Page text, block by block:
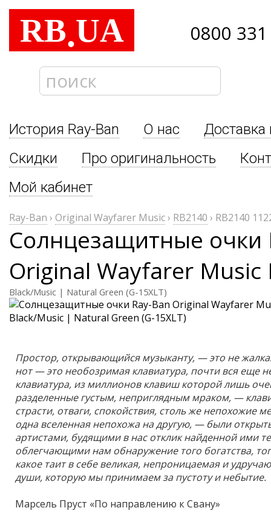
RB.UA 0800
История Ray-Ban О нас
Доставка
Скидки
Про оригинальность
Мой кабинет
Ray-Ban › Original Wayfarer Music› RB2140 › RB2140
Солнцезащитные очки
Original Wayfarer Music
Black/Music | Natural Green (G-15XLT)
Простор, открывающийся музыканту, — это не
нот — это необозримая клавиатура, почти вся еще
клавиатура, из миллионов клавиш которой лишь
разделенные густым, неприглядным мраком, —
страсти, отваги, спокойствия, столь же непохожие
одна вселенная непохожа на другую, — были
артистами, будящими в нас отклик найденной ими
облегчающими нам обнаружение того богатства,
какое таит в себе великая, непроницаемая и
души, которую мы принимаем за пустоту и небытие.
Марсель Пруст «По направлению к Свану»